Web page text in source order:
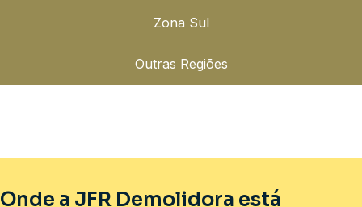
Zona Sul
Outras Regiões
Onde a JFR Demolidora está